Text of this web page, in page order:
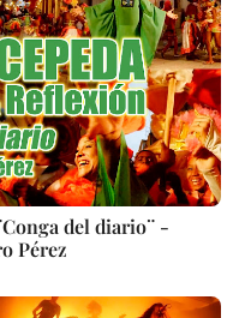
del diario¨ -
Pérez